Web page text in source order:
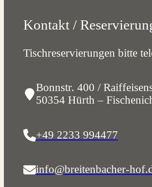
Kontakt /
Tischreservierungen bitte
Bonnstr. 400 /
50354 Hürth –
+49 2233 994477
info@breitenbacher-